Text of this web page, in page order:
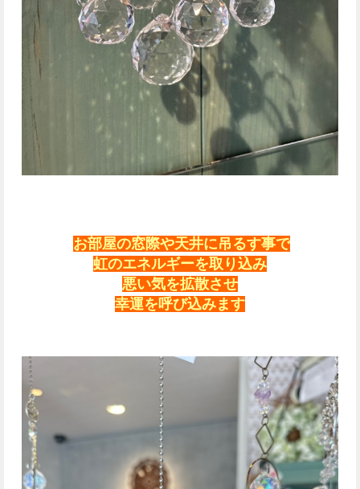
お部屋の窓際や天井に吊るす事で
虹のエネルギーを取り込み
悪い気を拡散させ
幸運を呼び込みます